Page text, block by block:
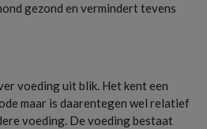
gezond en vermindert tevens
voeding uit blik. Het kent een
maar is daarentegen wel relatief
voeding. De voeding bestaat